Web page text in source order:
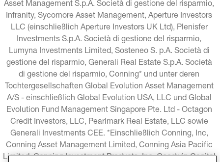
Asset Management S.p.A. Società di gestione del risparmio,
Infranity, Sycomore Asset Management, Aperture Investors
LLC (einschließlich Aperture Investors UK Ltd), Plenisfer
Investments S.p.A. Società di gestione del risparmio,
Lumyna Investments Limited, Sosteneo S. p.A. Società di
gestione del risparmio, Generali Real Estate S.p.A. Società
di gestione del risparmio, Conning* und unter deren
Tochtergesellschaften Global Evolution Asset Management
A/S - einschließlich Global Evolution USA, LLC und Global
Evolution Fund Management Singapore Pte. Ltd - Octagon
Credit Investors, LLC, Pearlmark Real Estate, LLC sowie
Generali Investments CEE. *Einschließlich Conning, Inc,
Conning Asset Management Limited, Conning Asia Pacific
Limited, Conning Investment Products, Inc, Goodwin Capital